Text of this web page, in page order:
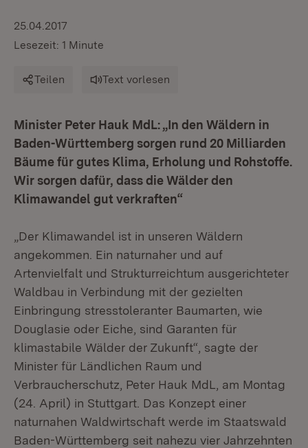
25.04.2017
Lesezeit: 1 Minute
Teilen Text vorlesen
Minister Peter Hauk MdL: „In den Wäldern in
Baden-Württemberg sorgen rund 20 Milliarden
Bäume für gutes Klima, Erholung und Rohstoffe.
Wir sorgen dafür, dass die Wälder den
Klimawandel gut verkraften“
„Der Klimawandel ist in unseren Wäldern
angekommen. Ein naturnaher und auf
Artenvielfalt und Strukturreichtum ausgerichteter
Waldbau in Verbindung mit der gezielten
Einbringung stresstoleranter Baumarten, wie
Douglasie oder Eiche, sind Garanten für
klimastabile Wälder der Zukunft“, sagte der
Minister für Ländlichen Raum und
Verbraucherschutz, Peter Hauk MdL, am Montag
(24. April) in Stuttgart. Das Konzept einer
naturnahen Waldwirtschaft werde im Staatswald
Baden-Württemberg seit nahezu vier Jahrzehnten